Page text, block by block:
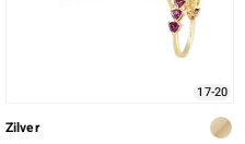
17-20
Zilver